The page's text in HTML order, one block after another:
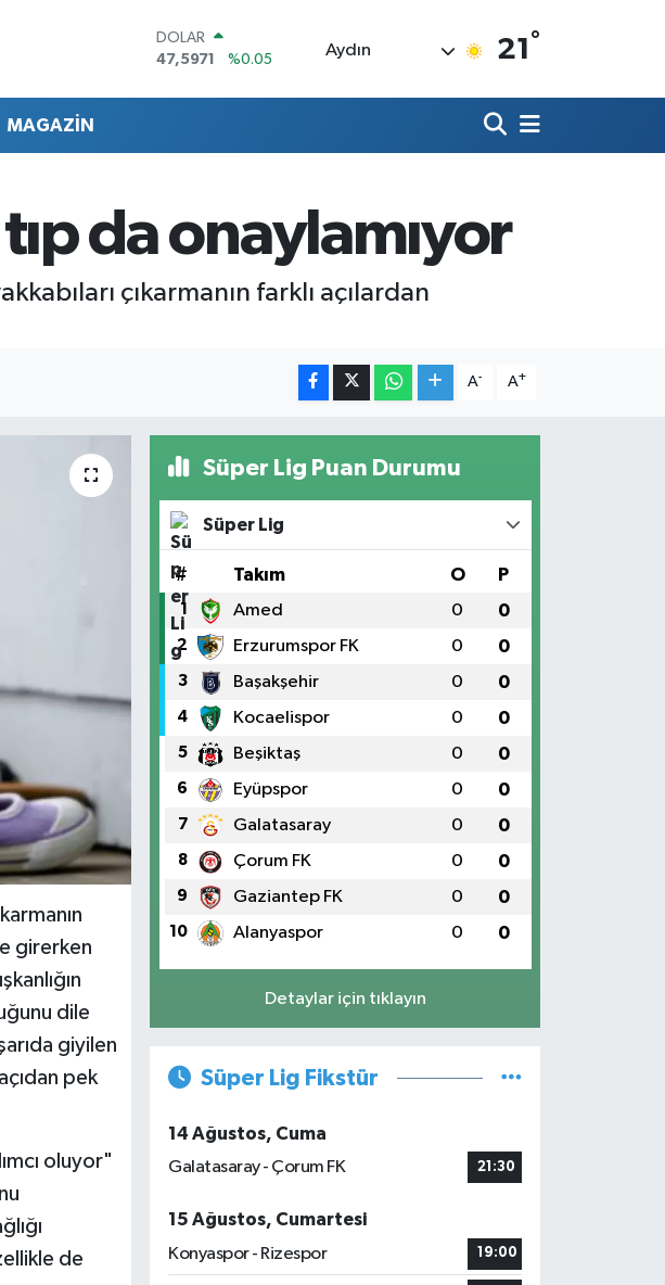
DOLAR
47,5971
%0.05
13.703
%0
BITCOIN
Aydın 21 °
MAGAZİN
da onaylamıyor
çıkarmanın farklı açılardan
A- A+
girerken
dile
giyilen
pek
oluyor"
de
Süper Lig Puan Durumu
Süper Lig
# Takım O P
1 Amed 0 0
2 Erzurumspor FK 0 0
3 Başakşehir 0 0
4 Kocaelispor 0 0
5 Beşiktaş 0 0
6 Eyüpspor 0 0
7 Galatasaray 0 0
8 Çorum FK 0 0
9 Gaziantep FK 0 0
10 Alanyaspor 0 0
Detaylar için tıklayın
Süper Lig Fikstür
14 Ağustos, Cuma
Galatasaray - Çorum FK
21:30
15 Ağustos, Cumartesi
Konyaspor - Rizespor
19:00